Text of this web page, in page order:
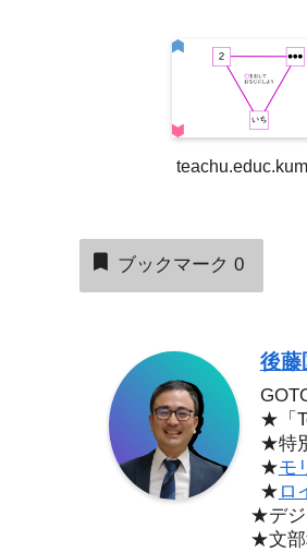
ブックマーク 0
後藤
★「
★特
★モ
★ ロ
★デジ
★文部